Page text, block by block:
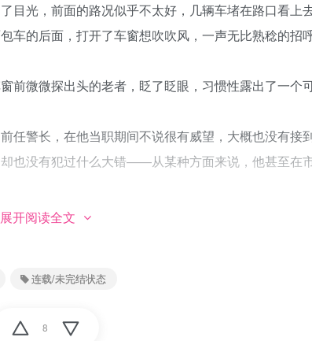
目光，前面的路况似乎不太好，几辆车堵在路口看上
车的后面，打开了车窗想吹吹风，一声无比熟稔的招
前微微探出头的老者，眨了眨眼，习惯性露出了一个
任警长，在他当职期间不说很有威望，大概也没有接
也没有犯过什么大错——从某种方面来说，他甚至在
此寒暄了几句便止住了话题。
，而沈家又让他们之间似乎同时蒙上了同一种伤痛，促
展开阅读全文
连载/未完结状态
8